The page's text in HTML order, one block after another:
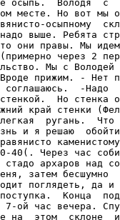
осыпь.  Володя  с
месте. Но вот мы
осыпному
выше. Ребята
они правы. Мы
через 2
Мы с Володей
прижим. - Нет
-Надо
Но стенка
край стенки
ругань.  Что
и я решаю
40(. Через час
архаров над
затем бесшумно
поглядеть, да и
Конца
ой час вечера.
на  этом  склоне